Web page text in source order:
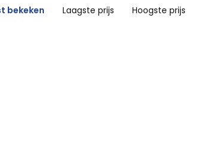
bekeken Laagste prijs Hoogste prijs